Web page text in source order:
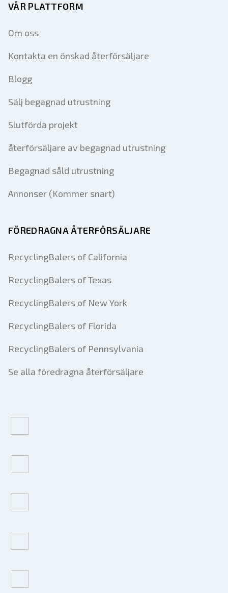
VÅR PLATTFORM
Om oss
Kontakta en önskad återförsäljare
Blogg
Sälj begagnad utrustning
Slutförda projekt
återförsäljare av begagnad utrustning
Begagnad såld utrustning
Annonser (Kommer snart)
FÖREDRAGNA ÅTERFÖRSÄLJARE
RecyclingBalers of California
RecyclingBalers of Texas
RecyclingBalers of New York
RecyclingBalers of Florida
RecyclingBalers of Pennsylvania
Se alla föredragna återförsäljare